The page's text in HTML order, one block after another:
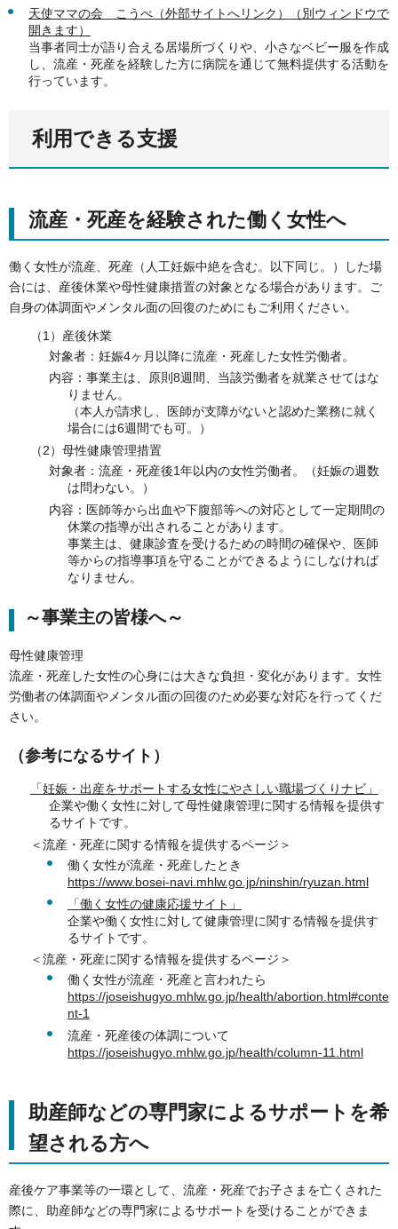
天使ママの会 こうべ（外部サイトへリンク）（別ウィンドウで
開きます）
当事者同士が語り合える居場所づくりや、小さなベビー服を作成
し、流産・死産を経験した方に病院を通じて無料提供する活動を
行っています。
利用できる支援
流産・死産を経験された働く女性へ
働く女性が流産、死産（人工妊娠中絶を含む。以下同じ。）した場
合には、産後休業や母性健康措置の対象となる場合があります。ご
自身の体調面やメンタル面の回復のためにもご利用ください。
（1）産後休業
対象者：妊娠4ヶ月以降に流産・死産した女性労働者。
内容：事業主は、原則8週間、当該労働者を就業させてはな
りません。
（本人が請求し、医師が支障がないと認めた業務に就く
場合には6週間でも可。）
（2）母性健康管理措置
対象者：流産・死産後1年以内の女性労働者。（妊娠の週数
は問わない。）
内容：医師等から出血や下腹部等への対応として一定期間の
休業の指導が出されることがあります。
事業主は、健康診査を受けるための時間の確保や、医師
等からの指導事項を守ることができるようにしなければ
なりません。
～事業主の皆様へ～
母性健康管理
流産・死産した女性の心身には大きな負担・変化があります。女性
労働者の体調面やメンタル面の回復のため必要な対応を行ってくだ
さい。
（参考になるサイト）
「妊娠・出産をサポートする女性にやさしい職場づくりナビ」
企業や働く女性に対して母性健康管理に関する情報を提供す
るサイトです。
＜流産・死産に関する情報を提供するページ＞
働く女性が流産・死産したとき
https://www.bosei-navi.mhlw.go.jp/ninshin/ryuzan.html
「働く女性の健康応援サイト」
企業や働く女性に対して健康管理に関する情報を提供す
るサイトです。
＜流産・死産に関する情報を提供するページ＞
働く女性が流産・死産と言われたら
https://joseishugyo.mhlw.go.jp/health/abortion.html#conte
nt-1
流産・死産後の体調について
https://joseishugyo.mhlw.go.jp/health/column-11.html
助産師などの専門家によるサポートを希
望される方へ
産後ケア事業等の一環として、流産・死産でお子さまを亡くされた
際に、助産師などの専門家によるサポートを受けることができま